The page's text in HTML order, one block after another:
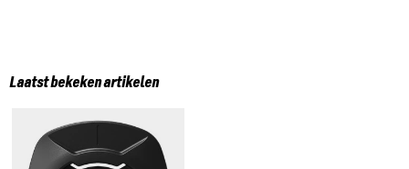
Laatst bekeken artikelen